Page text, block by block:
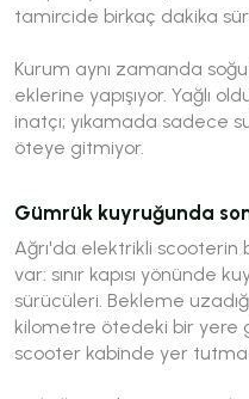
tamircide birkaç dakika
Kurum aynı zamanda
eklerine yapışıyor. Yağlı
inatçı; yıkamada sadece
öteye gitmiyor.
Gümrük kuyruğunda
Ağrı'da elektrikli scooterin
var: sınır kapısı yönünde
sürücüleri. Bekleme
kilometre ötedeki bir yere
scooter kabinde yer